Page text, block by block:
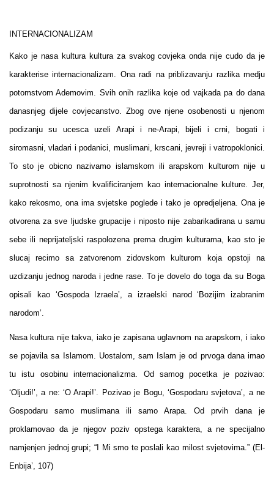
INTERNACIONALIZAM
Kako je nasa kultura kultura za svakog covjeka onda nije cudo da je
karakterise internacionalizam. Ona radi na priblizavanju razlika medju
potomstvom Ademovim. Svih onih razlika koje od vajkada pa do dana
danasnjeg dijele covjecanstvo. Zbog ove njene osobenosti u njenom
podizanju su ucesca uzeli Arapi i ne-Arapi, bijeli i crni, bogati i
siromasni, vladari i podanici, muslimani, krscani, jevreji i vatropoklonici.
To sto je obicno nazivamo islamskom ili arapskom kulturom nije u
suprotnosti sa njenim kvalificiranjem kao internacionalne kulture. Jer,
kako rekosmo, ona ima svjetske poglede i tako je opredjeljena. Ona je
otvorena za sve ljudske grupacije i niposto nije zabarikadirana u samu
sebe ili neprijateljski raspolozena prema drugim kulturama, kao sto je
slucaj recimo sa zatvorenom zidovskom kulturom koja opstoji na
uzdizanju jednog naroda i jedne rase. To je dovelo do toga da su Boga
opisali kao ‘Gospoda Izraela’, a izraelski narod ‘Bozijim izabranim
narodom’.
Nasa kultura nije takva, iako je zapisana uglavnom na arapskom, i iako
se pojavila sa Islamom. Uostalom, sam Islam je od prvoga dana imao
tu istu osobinu internacionalizma. Od samog pocetka je pozivao:
‘Oljudi!’, a ne: ‘O Arapi!’. Pozivao je Bogu, ‘Gospodaru svjetova’, a ne
Gospodaru samo muslimana ili samo Arapa. Od prvih dana je
proklamovao da je njegov poziv opstega karaktera, a ne specijalno
namjenjen jednoj grupi; “I Mi smo te poslali kao milost svjetovima.” (El-
Enbija’, 107)